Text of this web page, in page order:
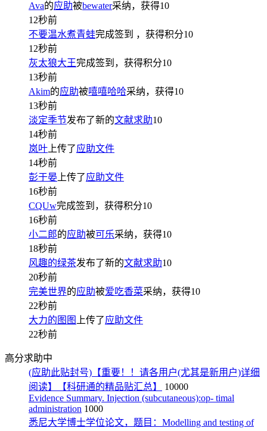
Ava的应助被bewater采纳，获得10
12秒前
不要温水煮青蛙完成签到 ，获得积分10
12秒前
灰太狼大王完成签到，获得积分10
13秒前
Akim的应助被嘻嘻哈哈采纳，获得10
13秒前
淡定季节发布了新的文献求助10
14秒前
岚叶 上传了应助文件
14秒前
彭于晏 上传了应助文件
16秒前
CQUw完成签到，获得积分10
16秒前
小二郎的应助被可乐采纳，获得10
18秒前
风趣的绿茶发布了新的文献求助10
20秒前
完美世界的应助被爱吃香菜采纳，获得10
22秒前
大力的图图
上传了应助文件
22秒前
高分求助中
(应助此贴封号)【重要！！请各用户(尤其是新用户)详细
阅读】【科研通的精品贴汇总】
10000
Evidence Summary. Injection (subcutaneous):op- timal
administration 1000
悉尼大学博士学位论文，题目：Modelling and testing of